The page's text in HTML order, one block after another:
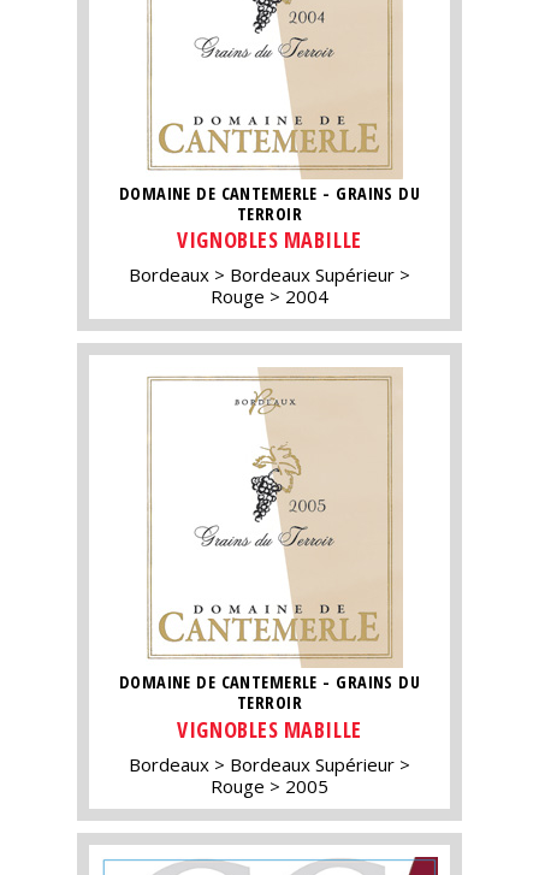
DOMAINE DE CANTEMERLE - GRAINS DU
TERROIR
VIGNOBLES MABILLE
Bordeaux
Bordeaux Supérieur
Rouge
2004
DOMAINE DE CANTEMERLE - GRAINS DU
TERROIR
VIGNOBLES MABILLE
Bordeaux
Bordeaux Supérieur
Rouge
2005